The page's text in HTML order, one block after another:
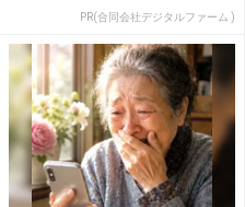
PR(合同会社デジタルファーム )